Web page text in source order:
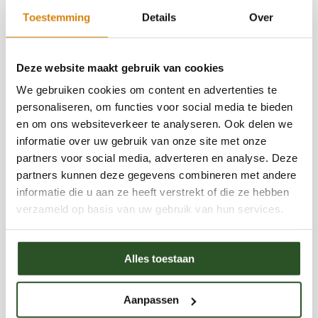
Toestemming Details Over
Deze website maakt gebruik van cookies
We gebruiken cookies om content en advertenties te
personaliseren, om functies voor social media te bieden
en om ons websiteverkeer te analyseren. Ook delen we
informatie over uw gebruik van onze site met onze
partners voor social media, adverteren en analyse. Deze
partners kunnen deze gegevens combineren met andere
informatie die u aan ze heeft verstrekt of die ze hebben
verzameld op basis van uw gebruik van hun services.
Alles toestaan
Aanpassen
organisatieontwikkeling. Eerder vervulde hij
leidinggevende functies binnen de groensector,
ontwikkeling centraal stonden.Als auteur deelt
Jaap toegankelijke en inhoudelijke kennis over
wilde bijen, hommels, biodiversiteit,
natuurinclusief tuinieren en het belang van
bestuivers voor onze voedselvoorziening en
ecosystemen. Daarnaast verzorgt hij regelmatig
lezingen, workshops en excursies over bijen en
natuurbeleving.Met zijn blogs wil Jaap mensen
inspireren om bewuster om te gaan met natuur
en zelf bij te dragen aan een bijvriendelijke
Categorieën
Bestrijdingsmiddelen
Evenementen en markten